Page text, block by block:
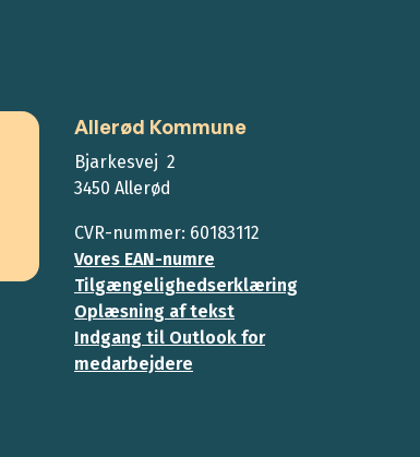
Allerød Kommune
Bjarkesvej 2
3450 Allerød
CVR-nummer: 60183112
Vores EAN-numre
Tilgængelighedserklæring
Oplæsning af tekst
Indgang til Outlook for
medarbejdere